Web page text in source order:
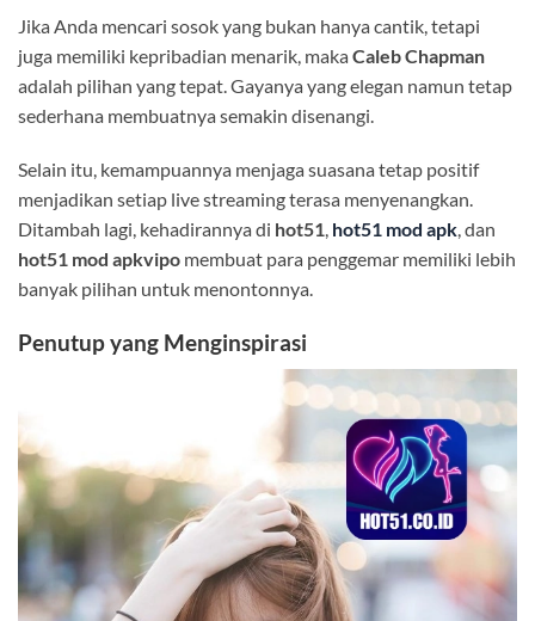
Jika Anda mencari sosok yang bukan hanya cantik, tetapi
juga memiliki kepribadian menarik, makaCaleb Chapman
adalah pilihan yang tepat. Gayanya yang elegan namun tetap
sederhana membuatnya semakin disenangi.
Selain itu, kemampuannya menjaga suasana tetap positif
menjadikan setiap live streaming terasa menyenangkan.
Ditambah lagi, kehadirannya di hot51, hot51 mod apk, dan
hot51 mod apkvipo membuat para penggemar memiliki lebih
banyak pilihan untuk menontonnya.
Penutup yang Menginspirasi